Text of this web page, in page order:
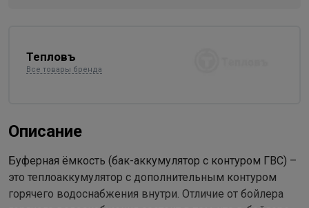
Тепловъ
Все товары бренда
Описание
Буферная ёмкость (бак-аккумулятор с контуром ГВС) –
это теплоаккумулятор с дополнительным контуром
горячего водоснабжения внутри. Отличие от бойлера